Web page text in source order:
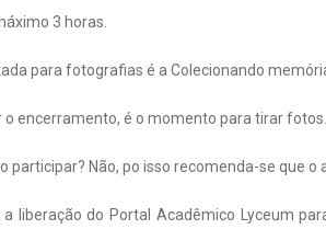
3 horas.
para fotografias é a Colecionando
encerramento, é o momento para tirar fotos.
Não, po isso recomenda-se que o
liberação do Portal Acadêmico Lyceum